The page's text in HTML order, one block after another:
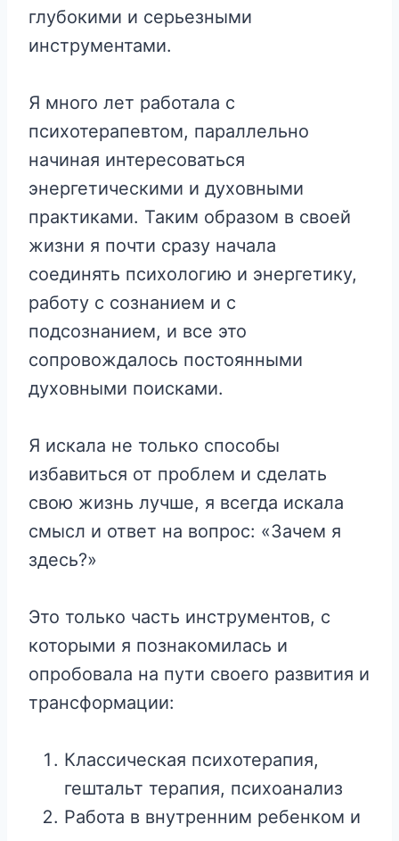
глубокими и серьезными
инструментами.
Я много лет работала с
психотерапевтом, параллельно
начиная интересоваться
энергетическими и духовными
практиками. Таким образом в своей
жизни я почти сразу начала
соединять психологию и энергетику,
работу с сознанием и с
подсознанием, и все это
сопровождалось постоянными
духовными поисками.
Я искала не только способы
избавиться от проблем и сделать
свою жизнь лучше, я всегда искала
смысл и ответ на вопрос: «Зачем я
здесь?»
Это только часть инструментов, с
которыми я познакомилась и
опробовала на пути своего развития и
трансформации:
Классическая психотерапия,
гештальт терапия, психоанализ
Работа в внутренним ребенком и